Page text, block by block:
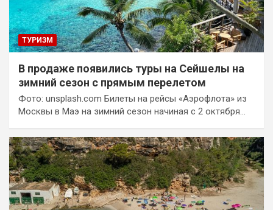
ТУРИЗМ
В продаже появились туры на Сейшелы на
зимний сезон с прямым перелетом
Фото: unsplash.com Билеты на рейсы «Аэрофлота» из
Москвы в Маэ на зимний сезон начиная с 2 октября…